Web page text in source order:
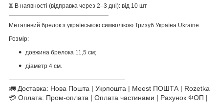
⏳ В наявності (відправка через 2–3 дні): від 10 шт
—————————————————
Металевий брелок з українською символікою Тризуб Україна Ukraine.
Розмір:
довжина брелока 11,5 см;
діаметр 4 см.
—————————————————
🚛 Доставка: Нова Пошта | Укрпошта | Meest ПОШТА | Rozetka
💳 Оплата: Пром-оплата | Оплата частинами | Рахунок ФОП |